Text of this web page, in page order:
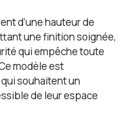
d’une hauteur de
une finition soignée,
qui empêche toute
modèle est
souhaitent un
de leur espace